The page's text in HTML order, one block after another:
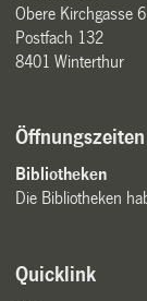
Obere Kirchgasse 6
Postfach 132
8401 Winterthur
Öffnungszeiten
Bibliotheken
Die Bibliotheken
Quicklink